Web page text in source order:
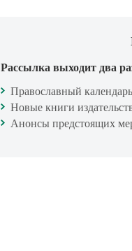
Рассылка выходит два
Православный
Новые книги
Анонсы предстоящих